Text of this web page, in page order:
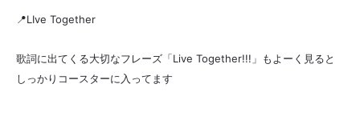
📍LIve Together
歌詞に出てくる大切なフレーズ「Live Together!!!」もよーく見ると
しっかりコースターに入ってます